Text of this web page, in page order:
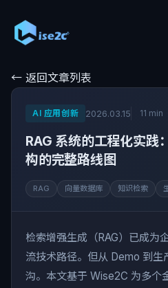
← 返回文章列表
AI 应用创新 2026.03.15 11 min
RAG 系统的工程化实践
构的完整路线图
RAG 向量数据库 知识检索
检索增强生成（RAG）已成为
流技术路径。但从 Demo 到生
沟。本文基于 Wise2C 为多个